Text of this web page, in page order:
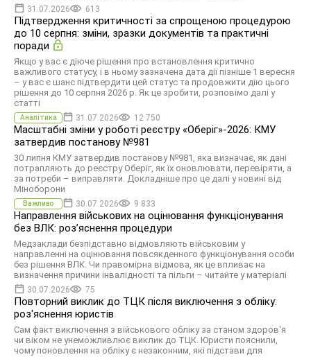
31.07.2026 613
Підтвердження критичності за спрощеною процедурою
до 10 серпня: зміни, зразки документів та практичні
поради
Якщо у вас є діюче рішення про встановлення критично
важливого статусу, і в ньому зазначена дата дії пізніше 1 вересня
– у вас є шанс підтвердити цей статус та продовжити дію цього
рішення до 10 серпня 2026 р. Як це зробити, розповімо далі у
статті
Аналітика 31.07.2026 12 750
Масштабні зміни у роботі реєстру «Оберіг»-2026: КМУ
затвердив постанову №981
30 липня КМУ затвердив постанову №981, яка визначає, як дані
потрапляють до реєстру Оберіг, як їх оновлювати, перевіряти, а
за потреби – виправляти. Докладніше про це далі у новині від
Міноборони
Важливо 30.07.2026 9 833
Направлення військових на оцінювання функціонування
без ВЛК: роз’яснення процедури
Медзаклади безпідставно відмовляють військовим у
направленні на оцінювання повсякденного функціонування особи
без рішення ВЛК. Чи правомірна відмова, як це впливає на
визначення причини інвалідності та пільги – читайте у матеріалі
30.07.2026 75
Повторний виклик до ТЦК після виключення з обліку:
роз'яснення юристів
Сам факт виключення з військового обліку за станом здоров'я
чи віком не унеможливлює виклик до ТЦК. Юристи пояснили,
чому поновлення на обліку є незаконним, які підстави для